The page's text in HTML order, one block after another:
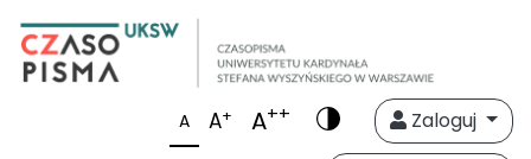
A A+ A++
Zaloguj